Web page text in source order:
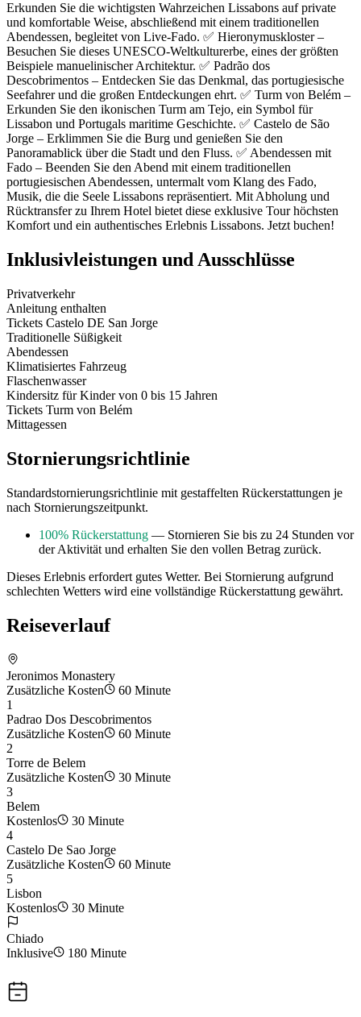
Erkunden Sie die wichtigsten Wahrzeichen Lissabons auf private
und komfortable Weise, abschließend mit einem traditionellen
Abendessen, begleitet von Live-Fado. ✅ Hieronymuskloster –
Besuchen Sie dieses UNESCO-Weltkulturerbe, eines der größten
Beispiele manuelinischer Architektur. ✅ Padrão dos
Descobrimentos – Entdecken Sie das Denkmal, das portugiesische
Seefahrer und die großen Entdeckungen ehrt. ✅ Turm von Belém –
Erkunden Sie den ikonischen Turm am Tejo, ein Symbol für
Lissabon und Portugals maritime Geschichte. ✅ Castelo de São
Jorge – Erklimmen Sie die Burg und genießen Sie den
Panoramablick über die Stadt und den Fluss. ✅ Abendessen mit
Fado – Beenden Sie den Abend mit einem traditionellen
portugiesischen Abendessen, untermalt vom Klang des Fado,
Musik, die die Seele Lissabons repräsentiert. Mit Abholung und
Rücktransfer zu Ihrem Hotel bietet diese exklusive Tour höchsten
Komfort und ein authentisches Erlebnis Lissabons. Jetzt buchen!
Inklusivleistungen und Ausschlüsse
Privatverkehr
Anleitung enthalten
Tickets Castelo DE San Jorge
Traditionelle Süßigkeit
Abendessen
Klimatisiertes Fahrzeug
Flaschenwasser
Kindersitz für Kinder von 0 bis 15 Jahren
Tickets Turm von Belém
Mittagessen
Stornierungsrichtlinie
Standardstornierungsrichtlinie mit gestaffelten Rückerstattungen je
nach Stornierungszeitpunkt.
100% Rückerstattung — Stornieren Sie bis zu 24 Stunden vor
der Aktivität und erhalten Sie den vollen Betrag zurück.
Dieses Erlebnis erfordert gutes Wetter. Bei Stornierung aufgrund
schlechten Wetters wird eine vollständige Rückerstattung gewährt.
Reiseverlauf
Jeronimos Monastery
Zusätzliche Kosten
60 Minute
1
Padrao Dos Descobrimentos
Zusätzliche Kosten
60 Minute
2
Torre de Belem
Zusätzliche Kosten
30 Minute
3
Belem
Kostenlos
30 Minute
4
Castelo De Sao Jorge
Zusätzliche Kosten
60 Minute
5
Lisbon
Kostenlos
30 Minute
Chiado
Inklusive
180 Minute